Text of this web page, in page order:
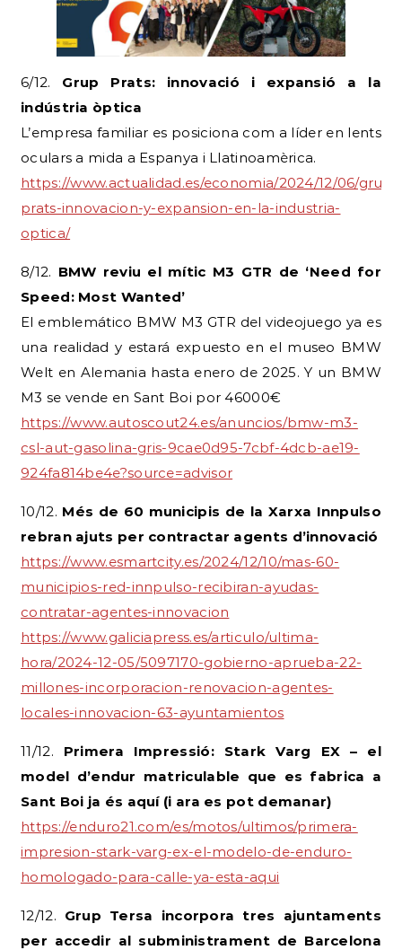
6/12. Grup Prats: innovació i expansió a la
indústria òptica
L’empresa familiar es posiciona com a líder en lents
oculars a mida a Espanya i Llatinoamèrica.
https://www.actualidad.es/economia/2024/12/06/
prats-innovacion-y-expansion-en-la-industria-
optica/
8/12. BMW reviu el mític M3 GTR de ‘Need for
Speed: Most Wanted’
El emblemático BMW M3 GTR del videojuego ya es
una realidad y estará expuesto en el museo BMW
Welt en Alemania hasta enero de 2025. Y un BMW
M3 se vende en Sant Boi por 46000€
https://www.autoscout24.es/anuncios/bmw-m3-
csl-aut-gasolina-gris-9cae0d95-7cbf-4dcb-ae19-
924fa814be4e?source=advisor
10/12. Més de 60 municipis de la Xarxa Innpulso
rebran ajuts per contractar agents d’innovació
https://www.esmartcity.es/2024/12/10/mas-60-
municipios-red-innpulso-recibiran-ayudas-
contratar-agentes-innovacion
https://www.galiciapress.es/articulo/ultima-
hora/2024-12-05/5097170-gobierno-aprueba-22-
millones-incorporacion-renovacion-agentes-
locales-innovacion-63-ayuntamientos
11/12. Primera Impressió: Stark Varg EX – el
model d’endur matriculable que es fabrica a
Sant Boi ja és aquí (i ara es pot demanar)
https://enduro21.com/es/motos/ultimos/primera-
impresion-stark-varg-ex-el-modelo-de-enduro-
homologado-para-calle-ya-esta-aqui
12/12. Grup Tersa incorpora tres ajuntaments
per accedir al subministrament de Barcelona